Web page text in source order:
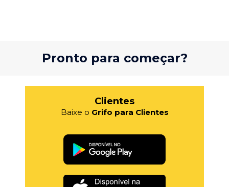
Pronto para começar?
Clientes
Baixe o Grifo para Clientes